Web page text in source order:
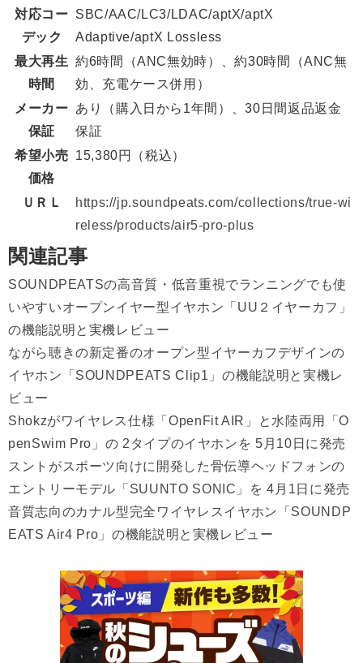
対応コー
デック
SBC/AAC/LC3/LDAC/aptX/aptX
Adaptive/aptX Lossless
最大再生
時間
約6時間（ANC無効時）、約30時間（ANC無
効、充電ケース併用）
メーカー
保証
あり（購入日から1年間）、30日間返品返金
保証
希望小売
価格
15,380円（税込）
ＵＲＬ
https://jp.soundpeats.com/collections/true-wi
reless/products/air5-pro-plus
関連記事
SOUNDPEATSの高音質・低音重視でランニングでも使
いやすいオープンイヤー型イヤホン「UU２イヤーカフ」
の機能説明と実機レビュー
ながら聴きの新定番のオープン型イヤーカフデザインの
イヤホン「SOUNDPEATS Clip1」の機能説明と実機レ
ビュー
Shokzがワイヤレス仕様「OpenFit AIR」と水陸両用「O
penSwim Pro」の 2タイプのイヤホンを 5月10日に発売
スントがスポーツ向けに開発した骨伝導ヘッドフォンの
エントリーモデル「SUUNTO SONIC」を 4月1日に発売
音質志向のカナル型完全ワイヤレスイヤホン「SOUNDP
EATS Air4 Pro」の機能説明と実機レビュー